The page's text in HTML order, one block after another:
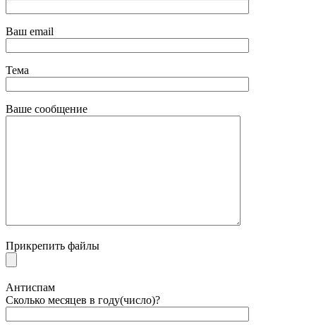
Ваш email
Тема
Ваше сообщение
Прикрепить файлы
Антиспам
Сколько месяцев в году(число)?